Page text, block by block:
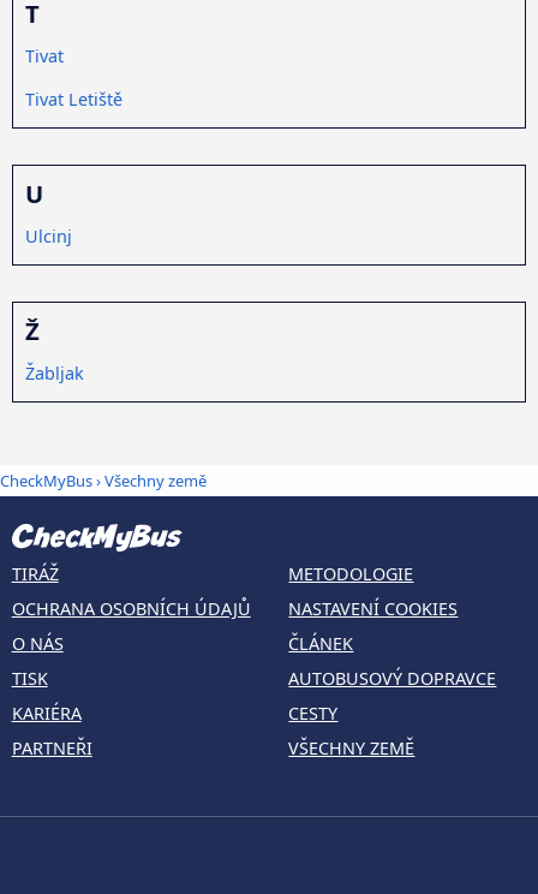
T
Tivat
Tivat Letiště
U
Ulcinj
Ž
Žabljak
CheckMyBus›Všechny země
TIRÁŽ
OCHRANA OSOBNÍCH ÚDAJŮ
O NÁS
TISK
KARIÉRA
PARTNEŘI
METODOLOGIE
NASTAVENÍ COOKIES
ČLÁNEK
AUTOBUSOVÝ DOPRAVCE
CESTY
VŠECHNY ZEMĚ